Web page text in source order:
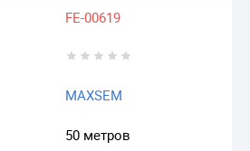
FE-00619
MAXSEM
50 метров